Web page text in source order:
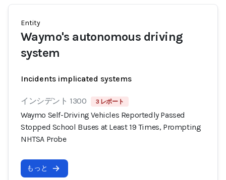
Entity
Waymo's autonomous driving
system
Incidents implicated systems
インシデント 1300 3 レポート
Waymo Self-Driving Vehicles Reportedly Passed
Stopped School Buses at Least 19 Times, Prompting
NHTSA Probe
もっと